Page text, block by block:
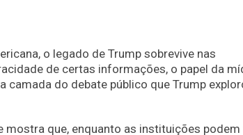
o legado de Trump sobrevive nas
de certas informações, o papel da
do debate público que Trump
que, enquanto as instituições podem